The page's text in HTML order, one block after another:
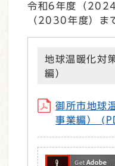
令和6年度（
（2030年度）ま
地球温暖化対
編）
御所市地球
事業編）